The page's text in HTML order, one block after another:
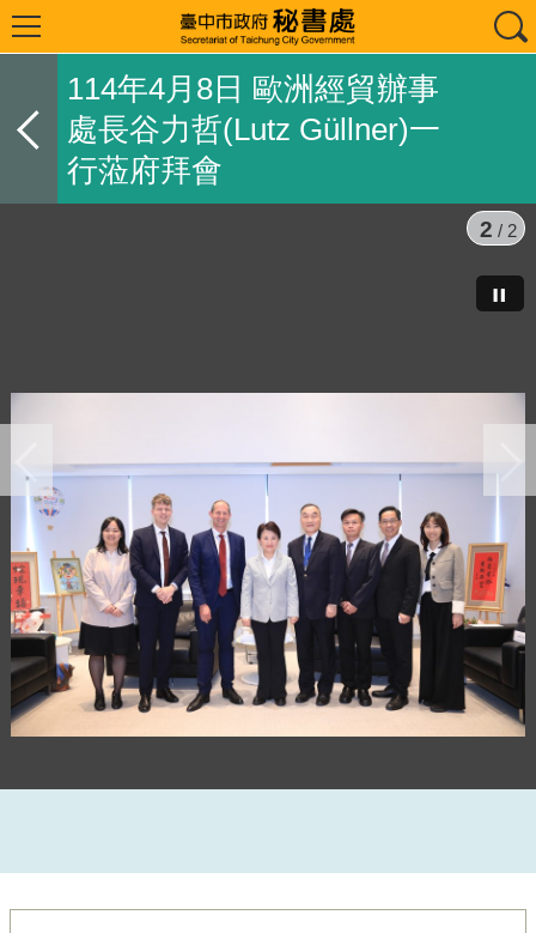
114年4月8日 歐洲經貿辦事
處長谷力哲(Lutz Güllner)一
行蒞府拜會
2 / 2